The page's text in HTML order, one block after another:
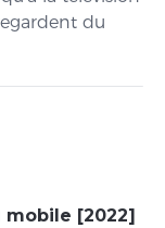
du
[2022]